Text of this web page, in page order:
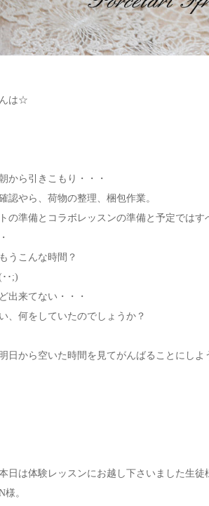
は☆
から引きこもり・・・
認やら、荷物の整理、梱包作業。
の準備とコラボレッスンの準備と予定ではす
うこんな時間？
･;)
出来てない・・・
、何をしていたのでしょうか？
日から空いた時間を見てがんばることにしよ
日は体験レッスンにお越し下さいました生徒
様。